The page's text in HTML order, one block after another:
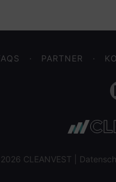
PARTNER
CLEANVEST |